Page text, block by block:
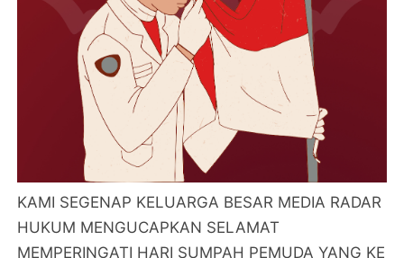
KAMI SEGENAP KELUARGA BESAR MEDIA RADAR
HUKUM MENGUCAPKAN SELAMAT
MEMPERINGATI HARI SUMPAH PEMUDA YANG KE